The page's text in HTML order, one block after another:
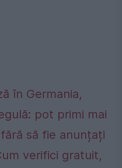
în Germania,
pot primi mai
să fie anunțați
verifici gratuit,